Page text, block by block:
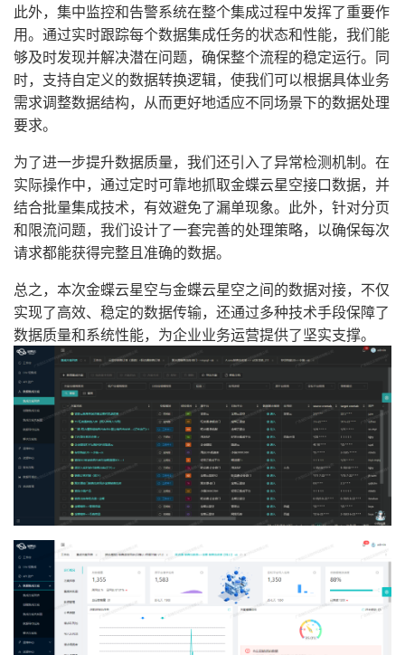
此外，集中监控和告警系统在整个集成过程中发挥了重要作
用。通过实时跟踪每个数据集成任务的状态和性能，我们能
够及时发现并解决潜在问题，确保整个流程的稳定运行。同
时，支持自定义的数据转换逻辑，使我们可以根据具体业务
需求调整数据结构，从而更好地适应不同场景下的数据处理
要求。
为了进一步提升数据质量，我们还引入了异常检测机制。在
实际操作中，通过定时可靠地抓取金蝶云星空接口数据，并
结合批量集成技术，有效避免了漏单现象。此外，针对分页
和限流问题，我们设计了一套完善的处理策略，以确保每次
请求都能获得完整且准确的数据。
总之，本次金蝶云星空与金蝶云星空之间的数据对接，不仅
实现了高效、稳定的数据传输，还通过多种技术手段保障了
数据质量和系统性能，为企业业务运营提供了坚实支撑。